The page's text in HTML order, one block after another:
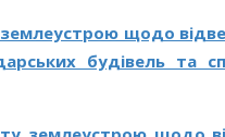
щодо
будівель та